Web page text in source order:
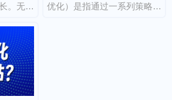
。无论
应用
对于开
开发出
远远不
多应用
，成为
优化）是指通过一系列策略优